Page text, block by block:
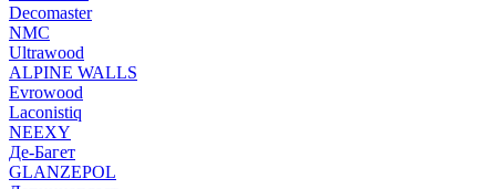
Decomaster
NMС
Ultrawood
ALPINE WALLS
Evrowood
Laconistiq
NEEXY
Де-Багет
GLANZEPOL